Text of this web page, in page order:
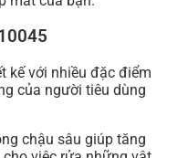
kế với nhiều đặc điểm
của người tiêu dùng
chậu sâu giúp tăng